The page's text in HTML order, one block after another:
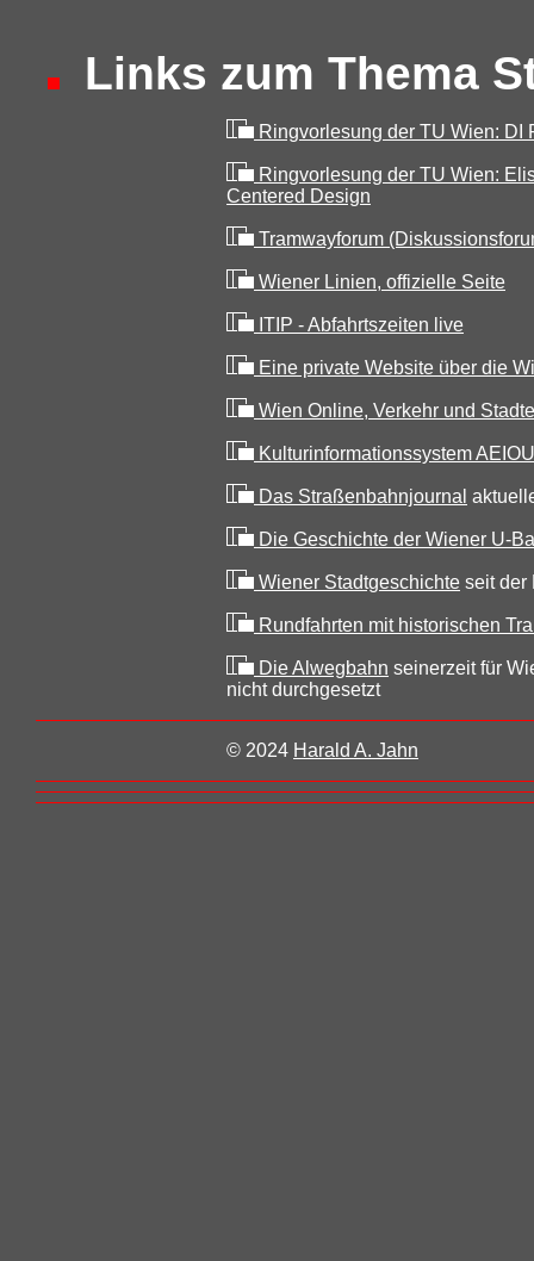
Links zum Thema
Ringvorlesung der TU Wien: DI
Ringvorlesung der TU Wien:
Centered Design
Tramwayforum
Wiener Linien, offizielle Seite
ITIP - Abfahrtszeiten live
Eine private Website über die
Wien Online, Verkehr und
Kulturinformationssystem AEIOU
Das Straßenbahnjournal
Die Geschichte der Wiener U-
Wiener Stadtgeschichte seit der
Rundfahrten mit historischen
Die Alwegbahn seinerzeit für
nicht durchgesetzt
© 2024 Harald A. Jahn